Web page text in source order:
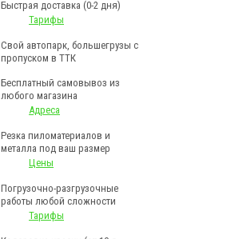
Быстрая доставка (0-2 дня)
Тарифы
Свой автопарк, большегрузы с
пропуском в ТТК
Бесплатный самовывоз из
любого магазина
Адреса
Резка пиломатериалов и
металла под ваш размер
Цены
Погрузочно-разгрузочные
работы любой сложности
Тарифы